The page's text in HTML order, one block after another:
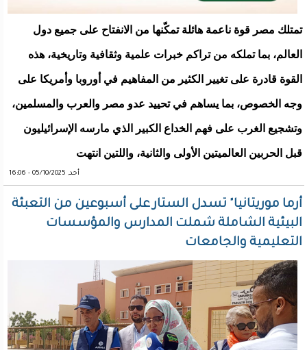
تمتلك مصر قوة ناعمة هائلة تمكّنها من الانفتاح على جميع دول
العالم، بما تملكه من تراكم خبرات علمية وثقافية وتاريخية، هذه
القوة قادرة على تغيير الكثير من المفاهيم في أوروبا وأمريكا على
وجه الخصوص، بما يساهم في تحييد عدو مصر والعرب والمسلمين،
وتشجيع الغرب على فهم الخداع الكبير الذي مارسه الإسرائيليون
قبل الحربين العالميتين الأولى والثانية، واللتين انتهت
أحد, 05/10/2025 - 16:06
أرما موريتانيا" تسدل الستار على أسبوعين من التعبئة
البيئية الشاملة شملت المدارس والمؤسسات
التعليمية والجامعات